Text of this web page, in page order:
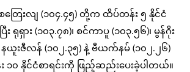
တြေးလျ (၁၀၄.၄၅) တို့က ထိပ်တန်း ၅ နိုင်ငံ
း ရုရှား (၁၀၃.၇၈)၊ စင်ကာပူ (၁၀၃.၅၆)၊ မွန်ဂိုး
နယူးဇီလန် (၁၀၂.၃၅) နဲ့ ဗီယက်နမ် (၁၀၂.၂၆)
နိုင်ငံစာရင်းကို ဖြည့်ဆည်းပေးခဲ့ပါတယ်။